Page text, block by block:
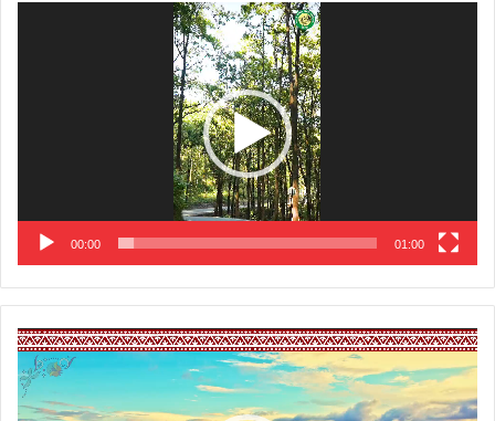
00:00 01:00
Video
Player